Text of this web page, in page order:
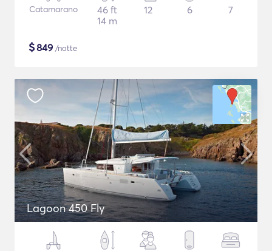
Catamarano
46 ft
14 m
12 6 7
$849 /notte
Lagoon 450 Fly